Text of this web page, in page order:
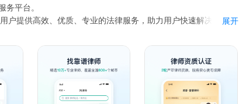
平台。
户提供高效、优质、专业的法律服务，助力用户快速解决法律难
件委托办理、起诉立案协助、劳动仲裁代理、律师函出具、婚
纷解决、交通事故处理等多个方面。
力用户快速解决法律问题。
展开